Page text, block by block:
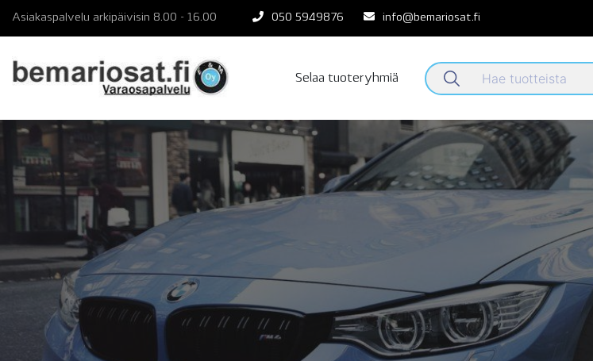
content
Asiakaspalvelu arkipäivisin 8.00 - 16.00 050 5949876 info@bemariosat.fi
Selaa tuoteryhmiä